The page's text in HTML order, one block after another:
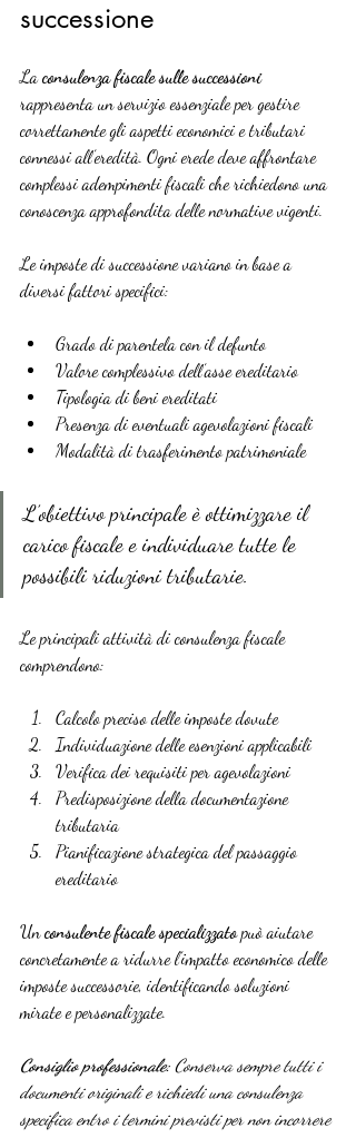
successione
La consulenza fiscale sulle successioni
rappresenta un servizio essenziale per gestire
correttamente gli aspetti economici e tributari
connessi all’eredità. Ogni erede deve affrontare
complessi adempimenti fiscali che richiedono una
conoscenza approfondita delle normative vigenti.
Le imposte di successione variano in base a
diversi fattori specifici:
Grado di parentela con il defunto
Valore complessivo dell’asse ereditario
Tipologia di beni ereditati
Presenza di eventuali agevolazioni fiscali
Modalità di trasferimento patrimoniale
L’obiettivo principale è ottimizzare il
carico fiscale e individuare tutte le
possibili riduzioni tributarie.
Le principali attività di consulenza fiscale
comprendono:
Calcolo preciso delle imposte dovute
Individuazione delle esenzioni applicabili
Verifica dei requisiti per agevolazioni
Predisposizione della documentazione
tributaria
Pianificazione strategica del passaggio
ereditario
Un consulente fiscale specializzato può aiutare
concretamente a ridurre l’impatto economico delle
imposte successorie, identificando soluzioni
mirate e personalizzate.
Consiglio professionale: Conserva sempre tutti i
documenti originali e richiedi una consulenza
specifica entro i termini previsti per non incorrere